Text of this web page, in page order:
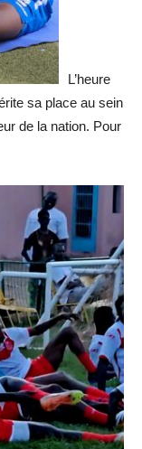
L’heure
sa place au sein
de la nation. Pour